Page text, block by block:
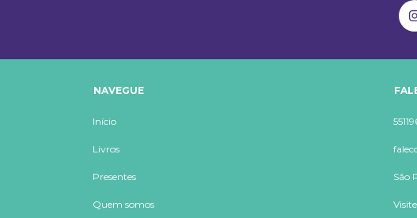
NAVEGUE
Início
Livros
Presentes
Quem somos
São